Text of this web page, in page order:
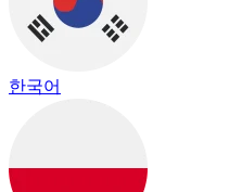
한국어